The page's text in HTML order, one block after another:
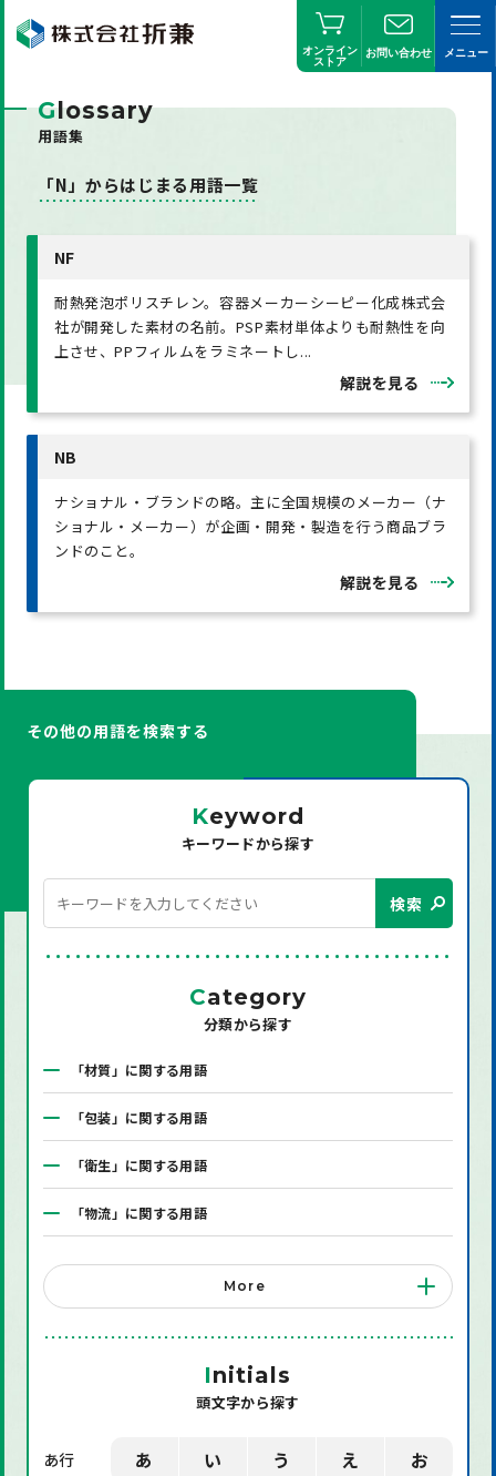
オンライン
ストア
お問い合わせ メニュー
Glossary
用語集
「N」からはじまる用語一覧
NF
耐熱発泡ポリスチレン。容器メーカーシーピー化成株式会
社が開発した素材の名前。PSP素材単体よりも耐熱性を向
上させ、PPフィルムをラミネートし...
解説を見る
NB
ナショナル・ブランドの略。主に全国規模のメーカー（ナ
ショナル・メーカー）が企画・開発・製造を行う商品ブラ
ンドのこと。
解説を見る
その他の用語を検索する
Keyword
キーワードから探す
検索
Category
分類から探す
「材質」に関する用語
「包装」に関する用語
「衛生」に関する用語
「物流」に関する用語
「システム」に関する用語
「店舗備品」に関する用語
「環境」に関する用語
「業界用語」に関する用語
More
Initials
頭文字から探す
あ行 あ い う え お